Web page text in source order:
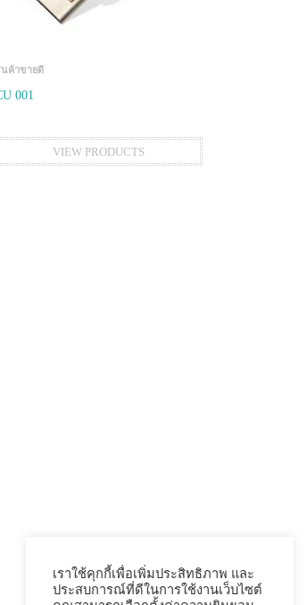
นค้าขายดี
001
VIEW PRODUCTS
เราใช้คุกกี้เพื่อเพิ่มประสิทธิภาพ และ
ประสบการณ์ที่ดีในการใช้งานเว็บไซต์